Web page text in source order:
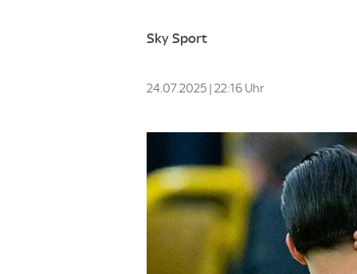
Sky Sport
24.07.2025 | 22:16 Uhr